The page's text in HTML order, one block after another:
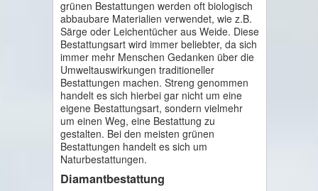
grünen Bestattungen werden oft biologisch
abbaubare Materialien verwendet, wie z.B.
Särge oder Leichentücher aus Weide. Diese
Bestattungsart wird immer beliebter, da sich
immer mehr Menschen Gedanken über die
Umweltauswirkungen traditioneller
Bestattungen machen. Streng genommen
handelt es sich hierbei gar nicht um eine
eigene Bestattungsart, sondern vielmehr
um einen Weg, eine Bestattung zu
gestalten. Bei den meisten grünen
Bestattungen handelt es sich um
Naturbestattungen.
Diamantbestattung